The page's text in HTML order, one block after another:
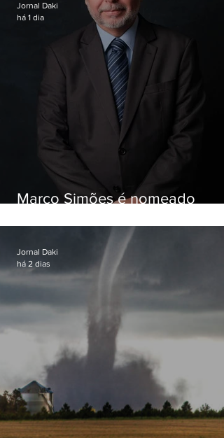
Marco Simões é nomeado
Jornal Daki
há 1 dia
Jornal Daki
há 2 dias